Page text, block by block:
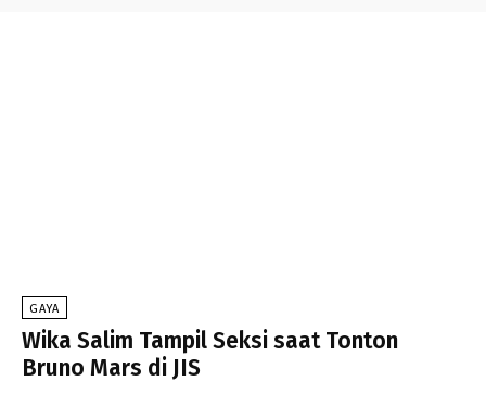
GAYA
Wika Salim Tampil Seksi saat Tonton
Bruno Mars di JIS